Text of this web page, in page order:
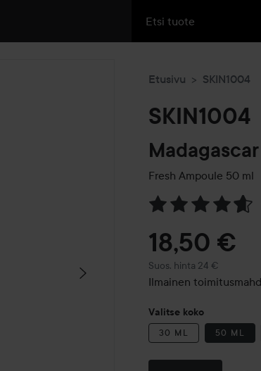
Etusivu SKIN1004
SKIN1004
Fresh Ampoule 50 ml
Siirtyä jhk Arvosana &
18,50 €
Suos. hinta 24 €
Suositeltu hinta 24 €
Ilmainen
Valitse koko
30 ML 50 ML